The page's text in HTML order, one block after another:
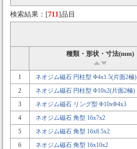
検索結果：[711]品目
種類・形状・寸法(mm)
1 ネオジム磁石 円柱型 Φ4x1.5(片面2極)
2
ネオジム磁石 円柱型 Φ10x2(片面2極)
3
ネオジム磁石 リング型 Φ10xΦ4x3
4
ネオジム磁石 角型 16x7x2
5
ネオジム磁石 角型 16x8.5x2
6
ネオジム磁石 角型 16x10x2